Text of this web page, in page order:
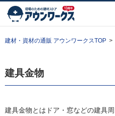
建材・資材の通販 アウンワークスTOP
建具金物
建具金物とはドア・窓などの建具